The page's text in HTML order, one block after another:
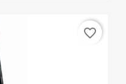
favorite_border